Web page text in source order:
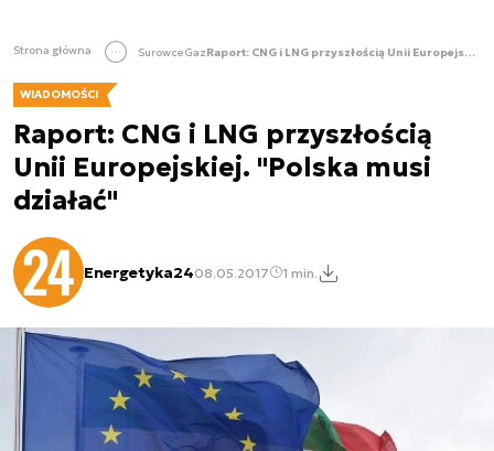
Strona główna SurowceGaz Raport: CNG i LNG przyszłością Unii Europejskiej. "Polska musi działać"
WIADOMOŚCI
Raport: CNG i LNG przyszłością
Unii Europejskiej. "Polska musi
działać"
Energetyka2408.05.2017 1 min.